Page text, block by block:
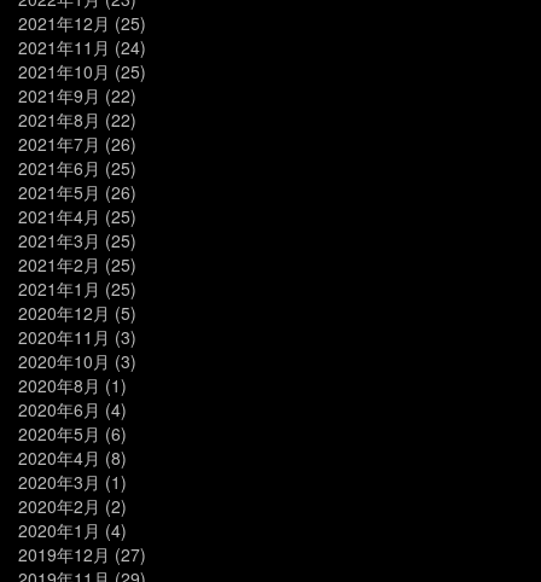
2021年12月 (25)
2021年11月 (24)
2021年10月 (25)
2021年9月 (22)
2021年8月 (22)
2021年7月 (26)
2021年6月 (25)
2021年5月 (26)
2021年4月 (25)
2021年3月 (25)
2021年2月 (25)
2021年1月 (25)
2020年12月 (5)
2020年11月 (3)
2020年10月 (3)
2020年8月 (1)
2020年6月 (4)
2020年5月 (6)
2020年4月 (8)
2020年3月 (1)
2020年2月 (2)
2020年1月 (4)
2019年12月 (27)